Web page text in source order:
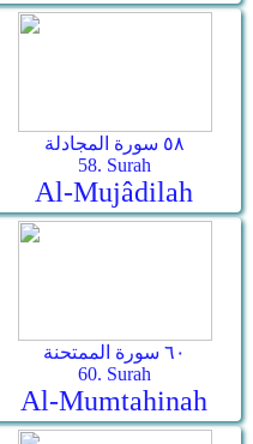
٥٨ سورة المجادلة
58. Surah
Al-Mujâdilah
٦٠ سورة الممتحنة
60. Surah
Al-Mumtahinah